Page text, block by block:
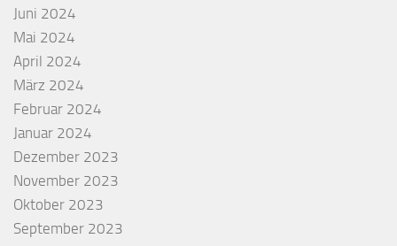
Juni 2024
Mai 2024
April 2024
März 2024
Februar 2024
Januar 2024
Dezember 2023
November 2023
Oktober 2023
September 2023